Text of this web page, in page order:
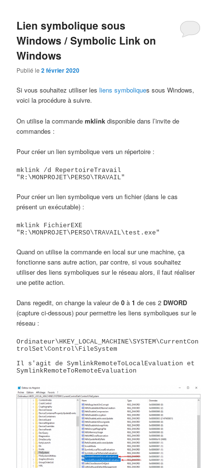
Lien symbolique sous
Windows / Symbolic Link on
Windows
Publié le2 février 2020
Si vous souhaitez utiliser lesliens symboliques sous Windows,
voici la procédure à suivre.
On utilise la commandemklinkdisponible dans l’invite de
commandes :
Pour créer un lien symbolique vers un répertoire :
mklink /d RepertoireTravail
"R:\MONPROJET\PERSO\TRAVAIL"
Pour créer un lien symbolique vers un fichier (dans le cas
présent un exécutable) :
mklink FichierEXE
"R:\MONPROJET\PERSO\TRAVAIL\test.exe"
Quand on utilise la commande en local sur une machine, ça
fonctionne sans autre action, par contre, si vous souhaitez
utiliser des liens symboliques sur le réseau alors, il faut réaliser
une petite action.
Dans regedit, on change la valeur de0 à1 de ces 2 DWORD
(capture ci-dessous) pour permettre les liens symboliques sur le
réseau :
Ordinateur\HKEY_LOCAL_MACHINE\SYSTEM\CurrentCon
trolSet\Control\FileSystem
Il s'agit de SymlinkRemoteToLocalEvaluation et
SymlinkRemoteToRemoteEvaluation